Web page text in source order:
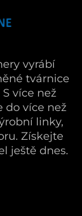
vyrábí
tvárnice
více než
do více než
linky,
Získejte
ještě dnes.